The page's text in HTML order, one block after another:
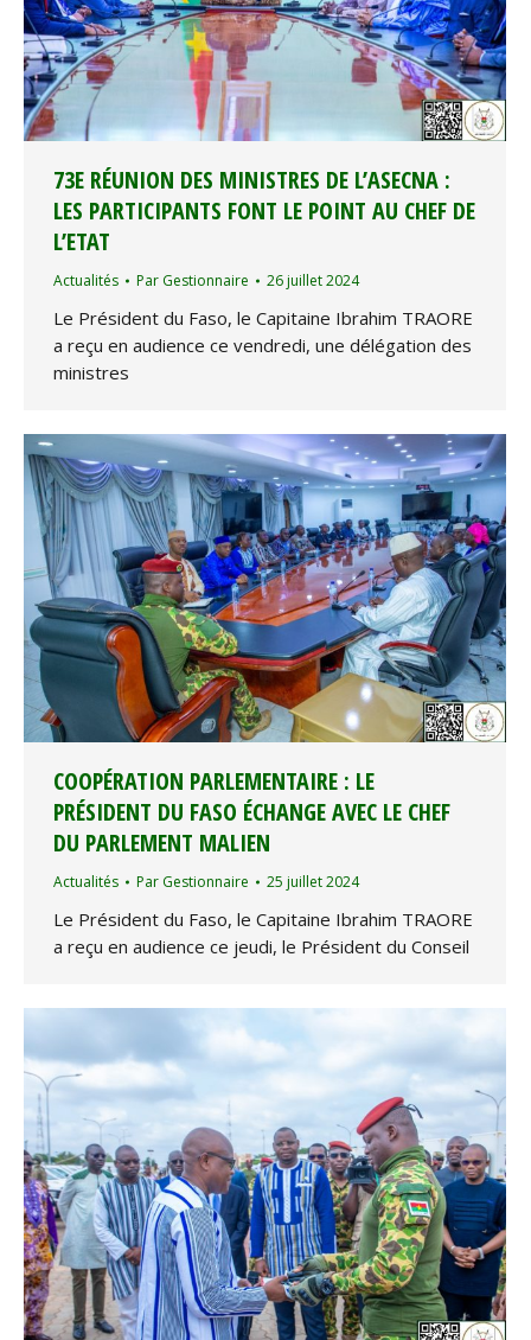
73E RÉUNION DES MINISTRES DE L’ASECNA :
LES PARTICIPANTS FONT LE POINT AU CHEF DE
L’ETAT
Actualités Par Gestionnaire 26 juillet 2024
Le Président du Faso, le Capitaine Ibrahim TRAORE
a reçu en audience ce vendredi, une délégation des
ministres
COOPÉRATION PARLEMENTAIRE : LE
PRÉSIDENT DU FASO ÉCHANGE AVEC LE CHEF
DU PARLEMENT MALIEN
Actualités Par Gestionnaire 25 juillet 2024
Le Président du Faso, le Capitaine Ibrahim TRAORE
a reçu en audience ce jeudi, le Président du Conseil